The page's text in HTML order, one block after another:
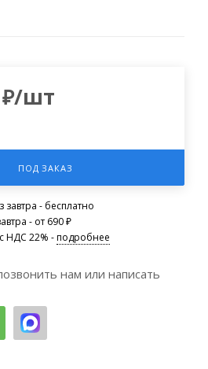
₽/шт
ПОД ЗАКАЗ
завтра - бесплатно
- от 690 ₽
НДС 22% -подробнее
нам или написать